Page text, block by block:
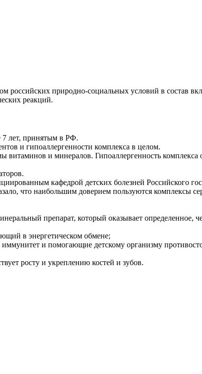
российских природно-социальных условий в состав
реакций.
лет, принятым в РФ.
и гипоаллергенности комплекса в целом.
и минералов. Гипоаллергенность комплекса
кафедрой детских болезней Российского
что наибольшим доверием пользуются
препарат, который оказывает определенное,
в энергетическом обмене;
и помогающие детскому организму
росту и укреплению костей и зубов.